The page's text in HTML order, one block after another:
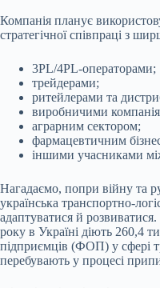
Компанія планує
стратегічної співпраці з
3PL/4PL-операторами;
трейдерами;
ритейлерами та
виробничими
аграрним сектором;
фармацевтичним
іншими учасниками
Нагадаємо, попри війну та
українська транспортно-
адаптуватися й
року в Україні діють 260,4
підприємців (ФОП) у сфері
перебувають у процесі